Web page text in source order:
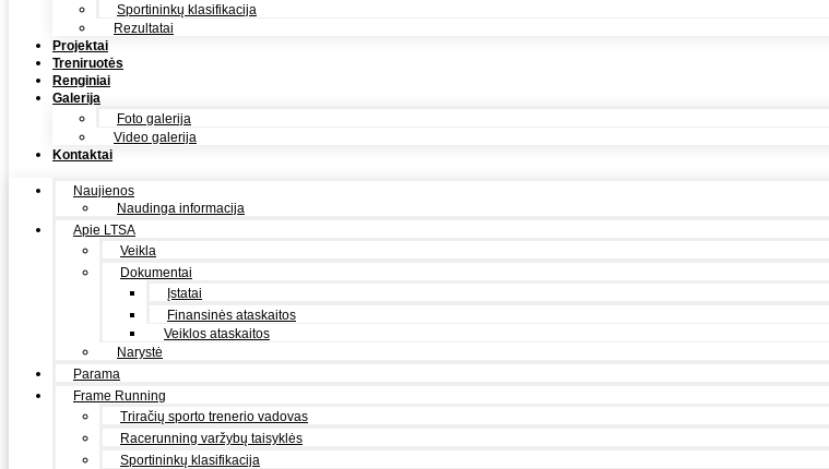
Sportininkų klasifikacija
Rezultatai
Projektai
Treniruotės
Renginiai
Galerija
Foto galerija
Video galerija
Kontaktai
Naujienos
Naudinga informacija
Apie LTSA
Veikla
Dokumentai
Įstatai
Finansinės ataskaitos
Veiklos ataskaitos
Narystė
Parama
Frame Running
Triračių sporto trenerio vadovas
Racerunning varžybų taisyklės
Sportininkų klasifikacija